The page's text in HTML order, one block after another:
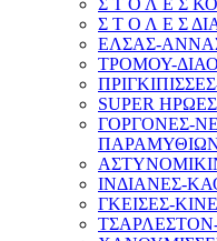
Σ Τ Ο Λ Ε Σ
Σ Τ Ο Λ Ε Σ
ΕΛΣΑΣ-
ΤΡΟΜΟΥ-
SUPER
ΓΟΡΓΟΝΕΣ-
ΙΝΔΙΑΝΕΣ-
ΓΚΕΙΣΕΣ-